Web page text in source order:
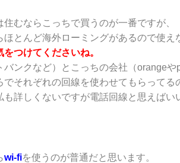
むならこっちで買うのが一番ですが、
とんど海外ローミングがあるので使え
つけてくださいね。
バンクなど）とこっちの会社（orange
それぞれの回線を使わせてもらってる
詳しくないですが電話回線と思えばい
wi-fiを使うのが普通だと思います。